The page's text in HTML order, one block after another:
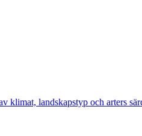
klimat, landskapstyp och arters